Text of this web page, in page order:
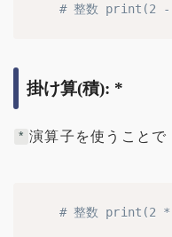
# 整数 print(2
掛け算(積): *
* 演算子を使うことで
# 整数 print(2